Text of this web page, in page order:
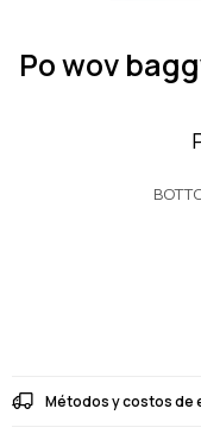
po wov
Métodos y costos de